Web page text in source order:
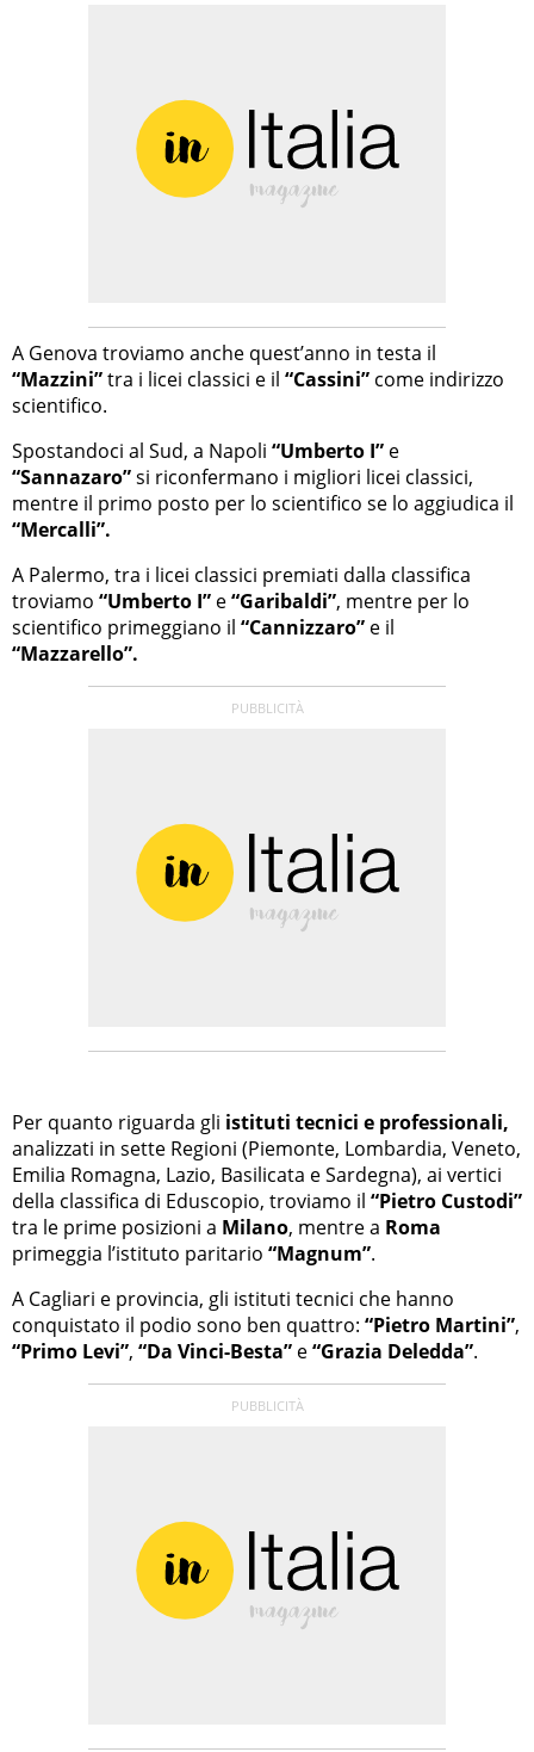
A Genova troviamo anche quest’anno in testa il
“Mazzini”tra i licei classici e il “Cassini” come indirizzo
scientifico.
Spostandoci al Sud, a Napoli “Umberto I” e
“Sannazaro”si riconfermano i migliori licei classici,
mentre il primo posto per lo scientifico se lo aggiudica il
“Mercalli”.
A Palermo, tra i licei classici premiati dalla classifica
troviamo “Umberto I” e“Garibaldi”, mentre per lo
scientifico primeggiano il “Cannizzaro” e il
“Mazzarello”.
Per quanto riguarda gli istituti tecnici e professionali,
analizzati in sette Regioni (Piemonte, Lombardia, Veneto,
Emilia Romagna, Lazio, Basilicata e Sardegna), ai vertici
della classifica di Eduscopio, troviamo il “Pietro Custodi”
tra le prime posizioni a Milano, mentre a Roma
primeggia l’istituto paritario “Magnum”.
A Cagliari e provincia, gli istituti tecnici che hanno
conquistato il podio sono ben quattro: “Pietro Martini”,
“Primo Levi”, “Da Vinci-Besta” e“Grazia Deledda”.